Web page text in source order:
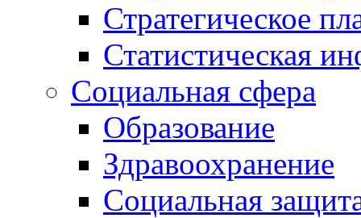
Стратегическое
Статистическая
Социальная сфера
Образование
Здравоохранение
Социальная